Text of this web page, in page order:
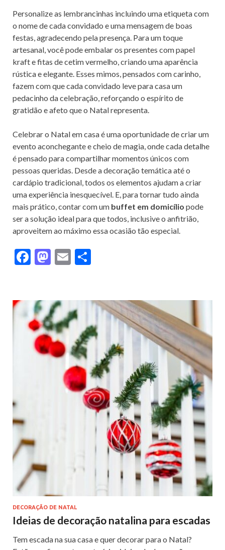
Personalize as lembrancinhas incluindo uma etiqueta com
o nome de cada convidado e uma mensagem de boas
festas, agradecendo pela presença. Para um toque
artesanal, você pode embalar os presentes com papel
kraft e fitas de cetim vermelho, criando uma aparência
rústica e elegante. Esses mimos, pensados com carinho,
fazem com que cada convidado leve para casa um
pedacinho da celebração, reforçando o espírito de
gratidão e afeto que o Natal representa.
Celebrar o Natal em casa é uma oportunidade de criar um
evento aconchegante e cheio de magia, onde cada detalhe
é pensado para compartilhar momentos únicos com
pessoas queridas. Desde a decoração temática até o
cardápio tradicional, todos os elementos ajudam a criar
uma experiência inesquecível. E, para tornar tudo ainda
mais prático, contar com um buffet em domicílio pode
ser a solução ideal para que todos, inclusive o anfitrião,
aproveitem ao máximo essa ocasião tão especial.
F
b
o
o
k
M
d
o
n
E
l
e
DECORAÇÃO DE NATAL
Ideias de decoração natalina para escadas
Tem escada na sua casa e quer decorar para o Natal?